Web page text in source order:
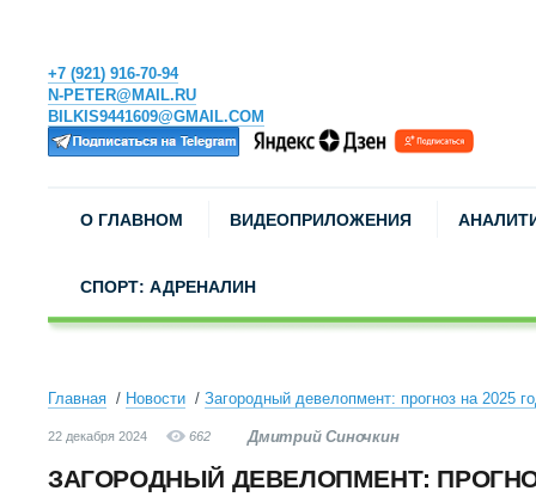
+7 (921) 916-70-94
N-PETER@MAIL.RU
BILKIS9441609@GMAIL.COM
О ГЛАВНОМ ВИДЕОПРИЛОЖЕНИЯ
СПОРТ: АДРЕНАЛИН
Главная Новости Загородный девелопмент: прогноз на 2025
22 декабря 2024 662 Дмитрий Синочкин
ЗАГОРОДНЫЙ ДЕВЕЛОПМЕНТ: